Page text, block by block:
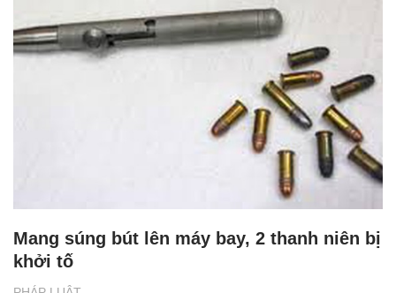
Mang súng bút lên máy bay, 2 thanh niên bị
khởi tố